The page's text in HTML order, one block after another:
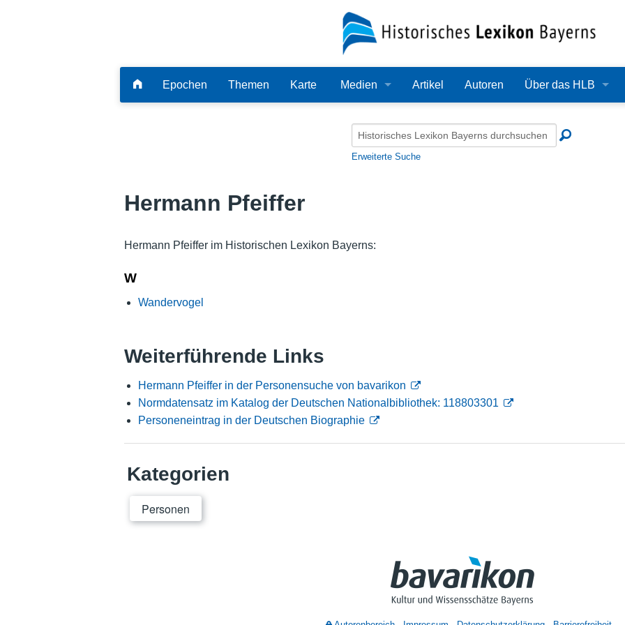
Epochen Themen Karte Medien
Audio
Alle Dateien
Artikel Autoren Über das HLB
Redaktion
Erweiterte Suche
Hermann Pfeiffer
Hermann Pfeiffer im Historischen Lexikon Bayerns:
W
Wandervogel
Weiterführende Links
Hermann Pfeiffer in der Personensuche von bavarikon
Normdatensatz im Katalog der Deutschen Nationalbibliothek: 118803301
Personeneintrag in der Deutschen Biographie
Kategorien
Personen